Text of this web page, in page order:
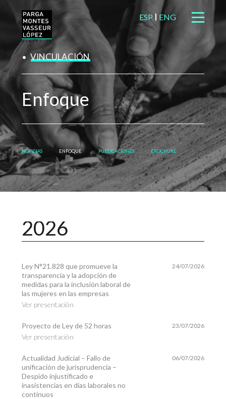
ESP ENG
VINCULACIÓN
Enfoque
NOTICIAS ENFOQUE PUBLICACIONES BROCHURE
2026
Ley N°21.828 que promueve la
transparencia y la adopción de
medidas para la inclusión laboral de
las mujeres en las empresas
Ver presentación
24/07/2026
Proyecto de Ley de 52 horas
Ver presentación
23/07/2026
Actualidad Judicial – Fallo de
unificación de jurisprudencia –
Despido injustificado e
inasistencias en días laborales no
continuos
06/07/2026